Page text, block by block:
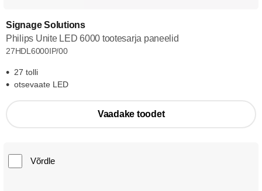
Signage Solutions
Philips Unite LED 6000 tootesarja paneelid
27HDL6000IP/00
27 tolli
otsevaate LED
Vaadake toodet
Võrdle